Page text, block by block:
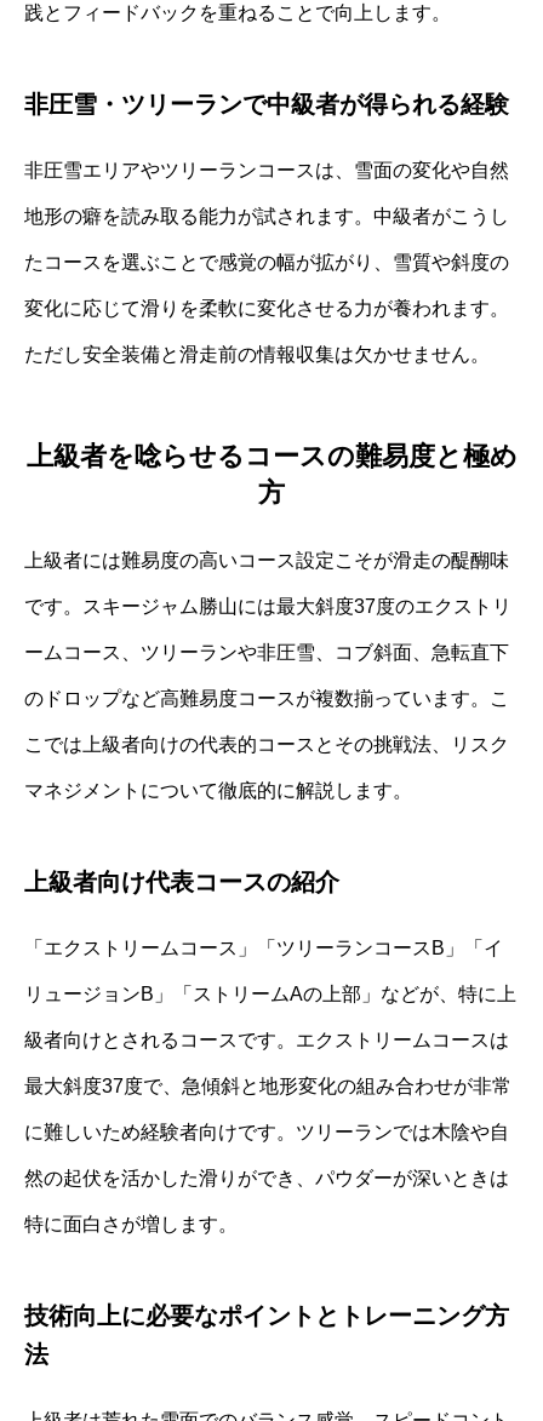
践とフィードバックを重ねることで向上します。
非圧雪・ツリーランで中級者が得られる経験
非圧雪エリアやツリーランコースは、雪面の変化や自然
地形の癖を読み取る能力が試されます。中級者がこうし
たコースを選ぶことで感覚の幅が拡がり、雪質や斜度の
変化に応じて滑りを柔軟に変化させる力が養われます。
ただし安全装備と滑走前の情報収集は欠かせません。
上級者を唸らせるコースの難易度と極め
方
上級者には難易度の高いコース設定こそが滑走の醍醐味
です。スキージャム勝山には最大斜度37度のエクストリ
ームコース、ツリーランや非圧雪、コブ斜面、急転直下
のドロップなど高難易度コースが複数揃っています。こ
こでは上級者向けの代表的コースとその挑戦法、リスク
マネジメントについて徹底的に解説します。
上級者向け代表コースの紹介
「エクストリームコース」「ツリーランコースB」「イ
リュージョンB」「ストリームAの上部」などが、特に上
級者向けとされるコースです。エクストリームコースは
最大斜度37度で、急傾斜と地形変化の組み合わせが非常
に難しいため経験者向けです。ツリーランでは木陰や自
然の起伏を活かした滑りができ、パウダーが深いときは
特に面白さが増します。
技術向上に必要なポイントとトレーニング方
法